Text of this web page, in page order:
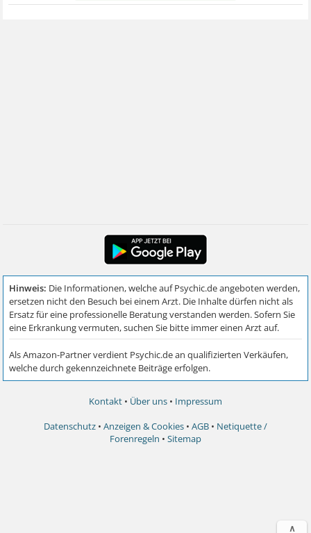
Kontakt • Über uns • Impressum
Datenschutz • Anzeigen & Cookies • AGB • Netiquette /
Forenregeln • Sitemap
∧